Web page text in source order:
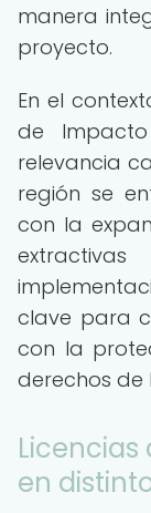
manera
proyecto.
En el
de
relevancia
región se
con la
clave para
con la
derechos de
en